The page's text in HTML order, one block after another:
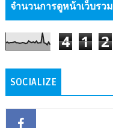
จำนวนการดูหน้าเว็บรวม
4 1 2
SOCIALIZE